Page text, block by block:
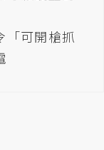
「可開槍抓